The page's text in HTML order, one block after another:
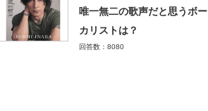
唯一無二の歌声だと思うボー
カリストは？
回答数：8080